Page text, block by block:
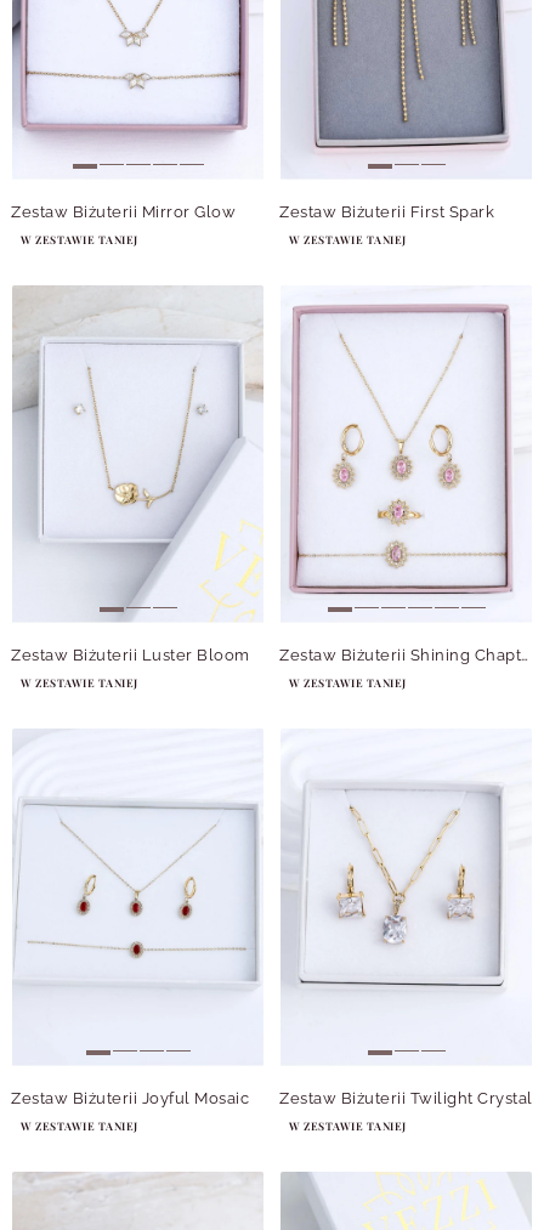
Zestaw Biżuterii Mirror Glow
W ZESTAWIE TANIEJ
Zestaw Biżuterii First Spark
W ZESTAWIE TANIEJ
Zestaw Biżuterii Luster Bloom
W ZESTAWIE TANIEJ
Zestaw Biżuterii Shining Chapter
W ZESTAWIE TANIEJ
Zestaw Biżuterii Joyful Mosaic
W ZESTAWIE TANIEJ
Zestaw Biżuterii Twilight Crystal
W ZESTAWIE TANIEJ